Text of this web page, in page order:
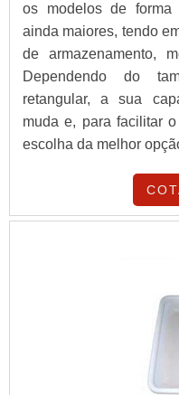
os modelos de forma
ainda maiores, tendo
de armazenamento,
Dependendo do
retangular, a sua
muda e, para facilitar
escolha da melhor